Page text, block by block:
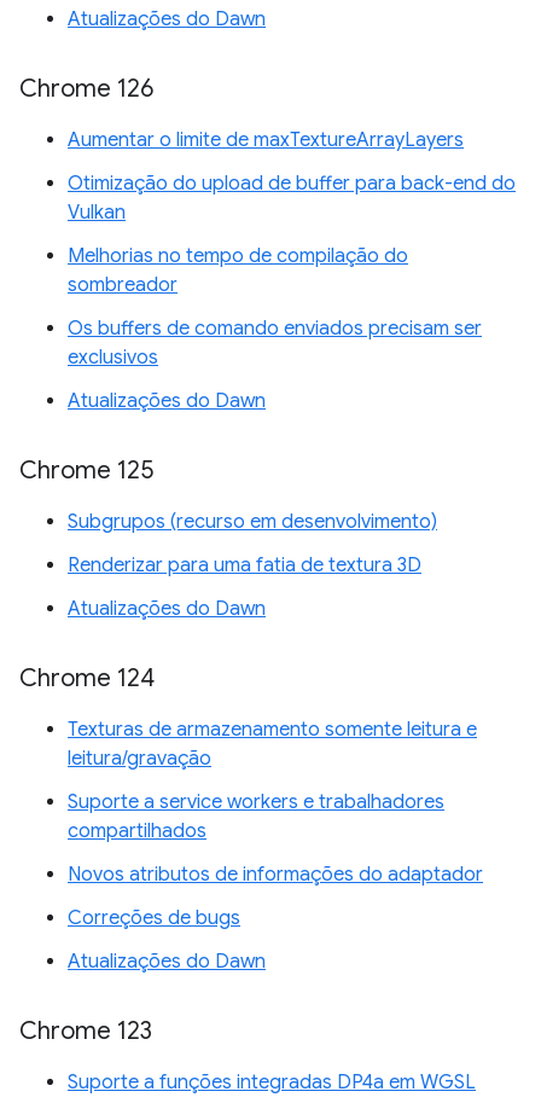
Atualizações do Dawn
Chrome 126
Aumentar o limite de maxTextureArrayLayers
Otimização do upload de buffer para back-end do
Vulkan
Melhorias no tempo de compilação do
sombreador
Os buffers de comando enviados precisam ser
exclusivos
Atualizações do Dawn
Chrome 125
Subgrupos (recurso em desenvolvimento)
Renderizar para uma fatia de textura 3D
Atualizações do Dawn
Chrome 124
Texturas de armazenamento somente leitura e
leitura/gravação
Suporte a service workers e trabalhadores
compartilhados
Novos atributos de informações do adaptador
Correções de bugs
Atualizações do Dawn
Chrome 123
Suporte a funções integradas DP4a em WGSL